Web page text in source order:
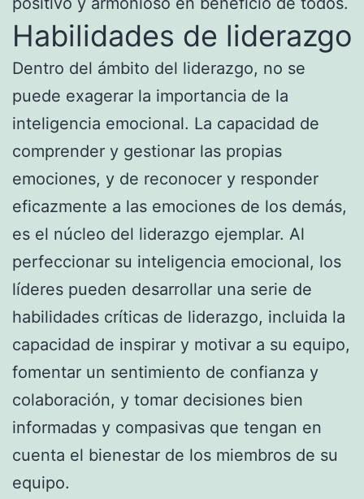
Habilidades de liderazgo
Dentro del ámbito del liderazgo, no se
puede exagerar la importancia de la
inteligencia emocional. La capacidad de
comprender y gestionar las propias
emociones, y de reconocer y responder
eficazmente a las emociones de los demás,
es el núcleo del liderazgo ejemplar. Al
perfeccionar su inteligencia emocional, los
líderes pueden desarrollar una serie de
habilidades críticas de liderazgo, incluida la
capacidad de inspirar y motivar a su equipo,
fomentar un sentimiento de confianza y
colaboración, y tomar decisiones bien
informadas y compasivas que tengan en
cuenta el bienestar de los miembros de su
equipo.